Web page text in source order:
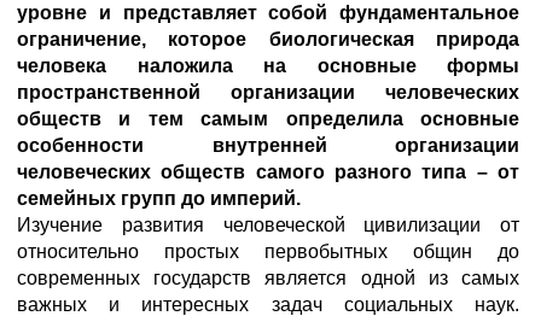
уровне и представляет собой фундаментальное
ограничение, которое биологическая природа
человека наложила на основные формы
пространственной организации человеческих
обществ и тем самым определила основные
особенности внутренней организации
человеческих обществ самого разного типа – от
семейных групп до империй.
Изучение развития человеческой цивилизации от
относительно простых первобытных общин до
современных государств является одной из самых
важных и интересных задач социальных наук.